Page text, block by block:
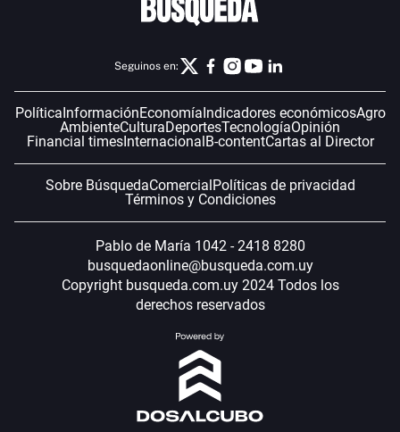
Seguinos en:
PolíticaInformaciónEconomíaIndicadores económicosAgro
AmbienteCulturaDeportesTecnologíaOpinión
Financial timesInternacionalB-contentCartas al Director
Sobre BúsquedaComercialPolíticas de privacidad
Términos y Condiciones
Pablo de María 1042 - 2418 8280
busquedaonline@busqueda.com.uy
Copyright busqueda.com.uy 2024 Todos los
derechos reservados